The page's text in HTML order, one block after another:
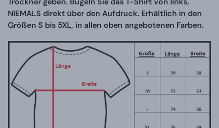
NIEMALS direkt über den Aufdruck. Erhältlich in den
Größen S bis 5XL, in allen oben angebotenen Farben.